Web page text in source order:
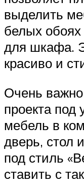
выделить
белых
для шкафа.
красиво и
Очень
проекта
мебель в
дверь, стол
под стиль
ставить с